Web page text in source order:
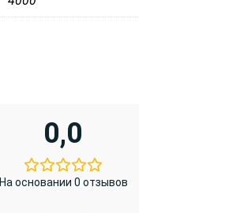
0,0
На основании 0 отзывов